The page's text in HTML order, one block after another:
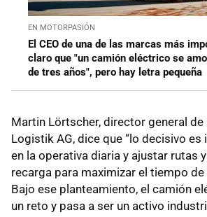
EN MOTORPASIÓN
El CEO de una de las marcas más
claro que "un camión eléctrico se
de tres años", pero hay letra pequeña
Martin Lörtscher, director general
Logistik AG, dice que “lo decisivo
en la operativa diaria y ajustar rutas
recarga para maximizar el tiempo de
Bajo ese planteamiento, el camión
un reto y pasa a ser un activo